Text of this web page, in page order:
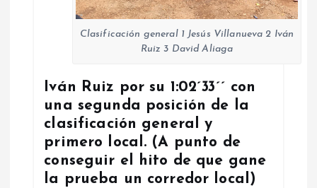
Clasificación general 1 Jesús Villanueva 2 Iván
Ruiz 3 David Aliaga
Iván Ruiz por su 1:02´33´´ con
una segunda posición de la
clasificación general y
primero local. (A punto de
conseguir el hito de que gane
la prueba un corredor local)